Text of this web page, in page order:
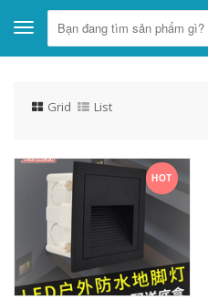
Toggle
navigation
Grid List
HOT